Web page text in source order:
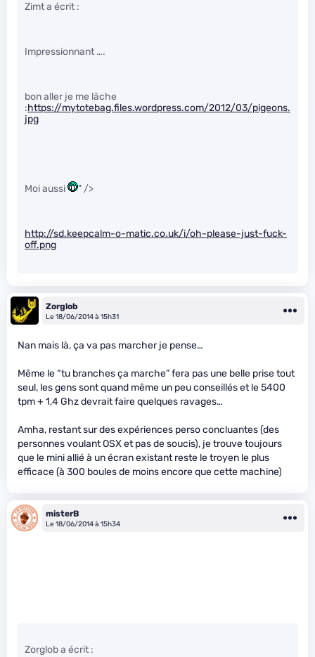
Zimt a écrit :
Impressionnant ….
bon aller je me lâche
:https://mytotebag.files.wordpress.com/2012/03/pigeons.
jpg
Moi aussi " />
http://sd.keepcalm-o-matic.co.uk/i/oh-please-just-fuck-
off.png
Zorglob
Le 18/06/2014 à 15h31
Nan mais là, ça va pas marcher je pense…
Même le “tu branches ça marche” fera pas une belle prise tout
seul, les gens sont quand même un peu conseillés et le 5400
tpm + 1,4 Ghz devrait faire quelques ravages…
Amha, restant sur des expériences perso concluantes (des
personnes voulant OSX et pas de soucis), je trouve toujours
que le mini allié à un écran existant reste le troyen le plus
efficace (à 300 boules de moins encore que cette machine)
misterB
Le 18/06/2014 à 15h34
Zorglob a écrit :